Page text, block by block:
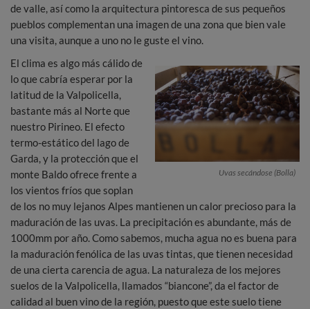
de valle, así como la arquitectura pintoresca de sus pequeños
pueblos complementan una imagen de una zona que bien vale
una visita, aunque a uno no le guste el vino.
Uvas secándose (Bolla)
El clima es algo más cálido de
lo que cabría esperar por la
latitud de la Valpolicella,
bastante más al Norte que
nuestro Pirineo. El efecto
termo-estático del lago de
Garda, y la protección que el
monte Baldo ofrece frente a
los vientos fríos que soplan
de los no muy lejanos Alpes mantienen un calor precioso para la
maduración de las uvas. La precipitación es abundante, más de
1000mm por año. Como sabemos, mucha agua no es buena para
la maduración fenólica de las uvas tintas, que tienen necesidad
de una cierta carencia de agua. La naturaleza de los mejores
suelos de la Valpolicella, llamados “biancone”, da el factor de
calidad al buen vino de la región, puesto que este suelo tiene